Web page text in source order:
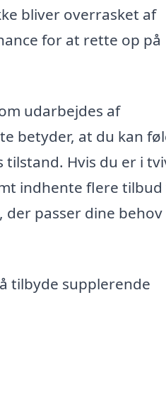
bliver overrasket af
for at rette op på
udarbejdes af
betyder, at du kan
Hvis du er i
indhente flere tilbud
passer dine behov
tilbyde supplerende